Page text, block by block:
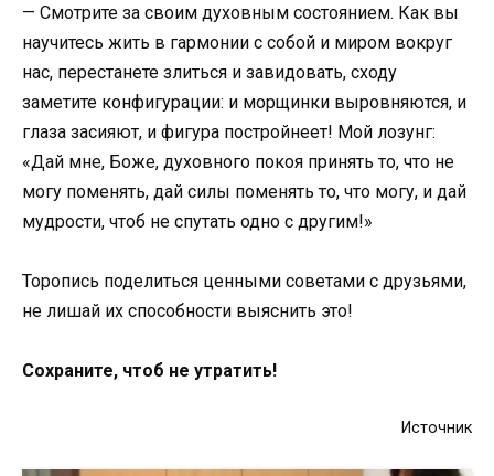
— Смотрите за своим духовным состоянием. Как вы
научитесь жить в гармонии с собой и миром вокруг
нас, перестанете злиться и завидовать, сходу
заметите конфигурации: и морщинки выровняются, и
глаза засияют, и фигура постройнеет! Мой лозунг:
«Дай мне, Боже, духовного покоя принять то, что не
могу поменять, дай силы поменять то, что могу, и дай
мудрости, чтоб не спутать одно с другим!»
Торопись поделиться ценными советами с друзьями,
не лишай их способности выяснить это!
Сохраните, чтоб не утратить!
Источник